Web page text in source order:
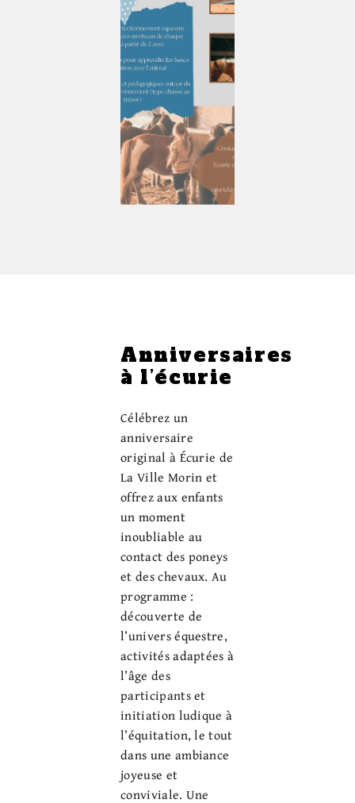
Anniversaires
à l’écurie
Célébrez un
anniversaire
original à Écurie de
La Ville Morin et
offrez aux enfants
un moment
inoubliable au
contact des poneys
et des chevaux. Au
programme :
découverte de
l’univers équestre,
activités adaptées à
l’âge des
participants et
initiation ludique à
l’équitation, le tout
dans une ambiance
joyeuse et
conviviale. Une